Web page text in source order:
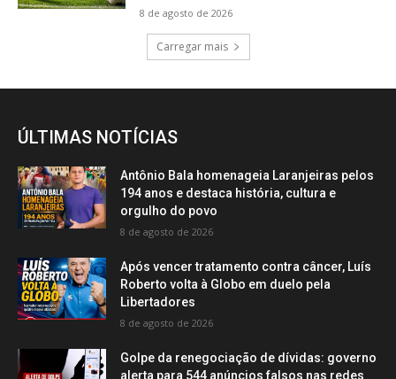
8 de agosto de 2026
Carregar mais
ÚLTIMAS NOTÍCIAS
Antônio Bala homenageia Laranjeiras pelos
194 anos e destaca história, cultura e
orgulho do povo
8 de agosto de 2026
Após vencer tratamento contra câncer, Luís
Roberto volta à Globo em duelo pela
Libertadores
8 de agosto de 2026
Golpe da renegociação de dívidas: governo
alerta para 544 anúncios falsos nas redes